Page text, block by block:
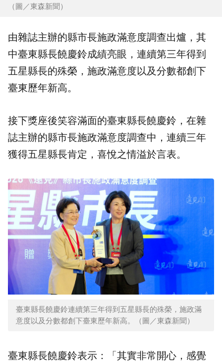
（圖／東森新聞）
由雜誌主辦的縣市長施政滿意度調查出爐，其
中臺東縣長饒慶鈴成績亮眼，連續第三年得到
五星縣長的殊榮，施政滿意度以及分數都創下
臺東歷年新高。
接下獎座後笑容滿面的臺東縣長饒慶鈴，在雜
誌主辦的縣市長施政滿意度調查中，連續三年
獲得五星縣長肯定，喜悅之情溢於言表。
臺東縣長饒慶鈴連續第三年得到五星縣長的殊榮，施政滿
意度以及分數都創下臺東歷年新高。（圖／東森新聞）
臺東縣長饒慶鈴表示：「其實非常開心，感覺